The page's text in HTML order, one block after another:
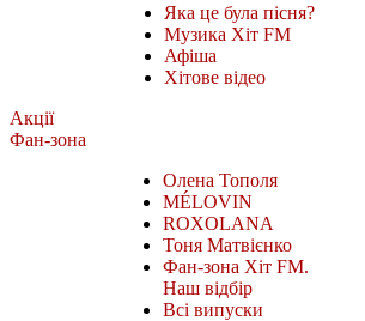
Яка це була пісня?
Музика Хіт FM
Афіша
Хітове відео
Акції
Фан-зона
Олена Тополя
MÉLOVIN
ROXOLANA
Тоня Матвієнко
Фан-зона Хіт FM.
Наш відбір
Всі випуски